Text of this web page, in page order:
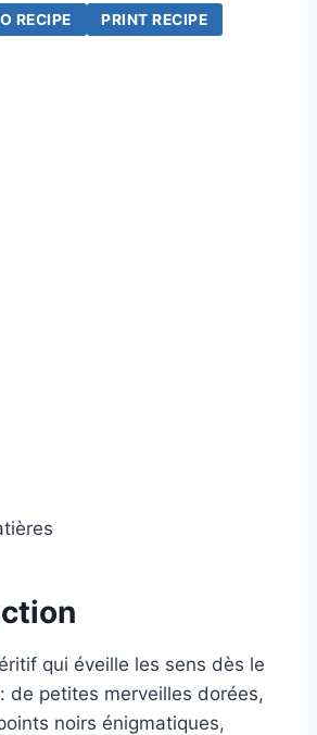
RECIPE PRINT RECIPE
qui éveille les sens dès le
de petites merveilles dorées,
noirs énigmatiques,